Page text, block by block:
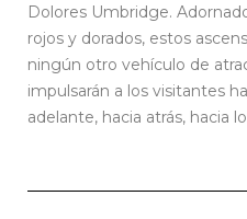
Dolores Umbridge.
rojos y dorados, estos
ningún otro vehículo de
impulsarán a los visitantes
adelante, hacia atrás, hacia